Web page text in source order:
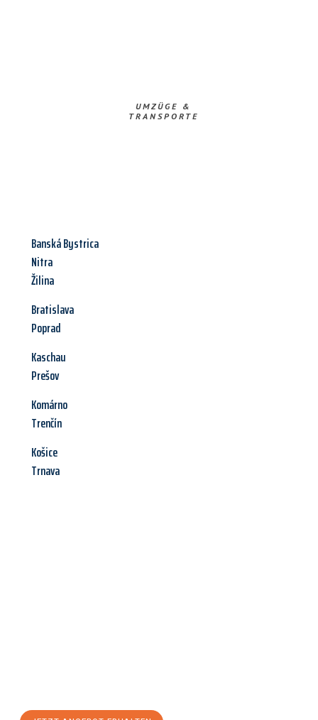
UMZÜGE &
TRANSPORTE
Banská Bystrica
Nitra
Žilina
Bratislava
Poprad
Kaschau
Prešov
Komárno
Trenčín
Košice
Trnava